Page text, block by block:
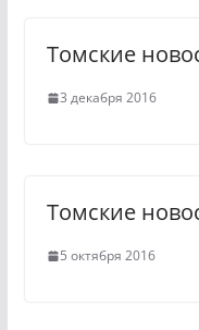
k
Томские
3 декабря 2016
Томские
5 октября 2016